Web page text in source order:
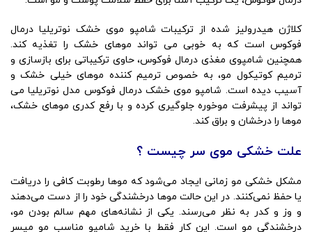
کلاژن هیدرولیز شده از ترکیبات شامپو موی خشک نوتریلیا درمال
فوکوس است که به خوبی می تواند موهای خشک را تغذیه کند.
همچنین شامپوی مغذی درمال فوکوس، حاوی ترکیباتی برای بازسازی و
ترمیم کوتیکول مو، به خصوص ترمیم کننده موهای خیلی خشک و
آسیب دیده است. شامپو موی خشک درمال فوکوس مدل نوتریلیا می
تواند از پیشرفت موخوره جلوگیری کرده و با رفع کدری موهای خشک،
موها را درخشان و براق کند.
علت خشکی موی سر چیست ؟
مشکل خشکی مو زمانی ایجاد می‌شود که موها رطوبت کافی را دریافت
یا حفظ نمی‌کنند. در این حالت موها درخشندگی خود را از دست می‌دهند
و وز و کدر به نظر می‌رسند. یکی از نشانه‌های مهم سالم بودن مو،
درخشندگی مو است. این کار فقط با خرید شامپو مناسب مو میسر